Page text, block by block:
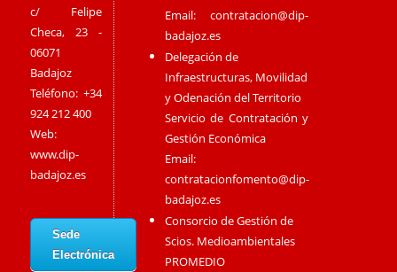
c/ Felipe
Checa, 23 -
06071
Badajoz
Teléfono: +34
924 212 400
Web:
www.dip-
badajoz.es
Sede
Electrónica
Email:contratacion@dip-
badajoz.es
Delegación de
Infraestructuras, Movilidad
y Odenación del Territorio
Servicio de Contratación y
Gestión Económica
Email:
contratacionfomento@dip-
badajoz.es
Consorcio de Gestión de
Scios. Medioambientales
PROMEDIO